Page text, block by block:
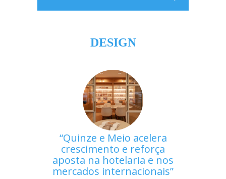
DESIGN
Quinze e Meio acelera
crescimento e reforça
aposta na hotelaria e nos
mercados internacionais